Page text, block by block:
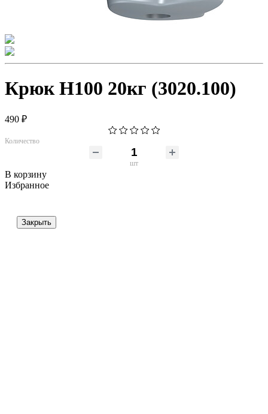
Крюк H100 20кг (3020.100)
490 ₽
Количество
шт
В корзину
Избранное
Закрыть